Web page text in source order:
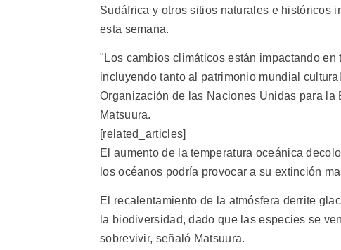
Sudáfrica y otros sitios naturales e históricos
esta semana.
"Los cambios climáticos están impactando
incluyendo tanto al patrimonio mundial
Organización de las Naciones Unidas para
Matsuura.
[related_articles]
El aumento de la temperatura oceánica
los océanos podría provocar a su extinción
El recalentamiento de la atmósfera derrite
la biodiversidad, dado que las especies se
sobrevivir, señaló Matsuura.